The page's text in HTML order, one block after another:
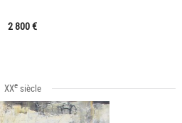
2 800 €
XXesiècle